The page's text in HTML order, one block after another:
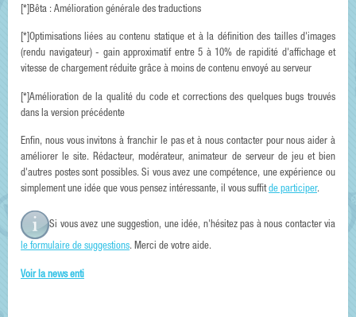
[*]Bêta : Amélioration générale des traductions
[*]Optimisations liées au contenu statique et à la définition des tailles d'images
(rendu navigateur) - gain approximatif entre 5 à 10% de rapidité d'affichage et
vitesse de chargement réduite grâce à moins de contenu envoyé au serveur
[*]Amélioration de la qualité du code et corrections des quelques bugs trouvés
dans la version précédente
Enfin, nous vous invitons à franchir le pas et à nous contacter pour nous aider à
améliorer le site. Rédacteur, modérateur, animateur de serveur de jeu et bien
d'autres postes sont possibles. Si vous avez une compétence, une expérience ou
simplement une idée que vous pensez intéressante, il vous suffitde participer.
Si vous avez une suggestion, une idée, n'hésitez pas à nous contacter via
le formulaire de suggestions. Merci de votre aide.
Voir la news enti